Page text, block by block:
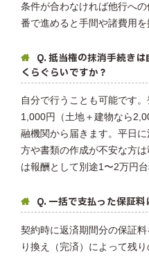
条件が合わなければ他行へ
番で進めると手間や諸費用を
Q. 抵当権の抹消手続き
くらぐらいですか？
自分で行うことも可能です
1,000円（土地＋建物なら
融機関から届きます。平日
方や書類の作成が不安な方
は報酬として別途1〜2万円
Q. 一括で支払った保証料
契約時に返済期間分の保証
り換え（完済）によって残